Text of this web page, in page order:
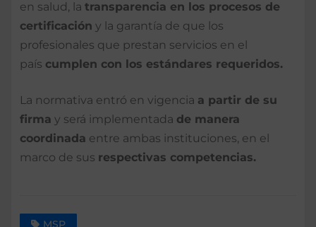
en salud, la transparencia en los procesos de
certificación y la garantía de que los
profesionales que prestan servicios en el
país cumplen con los estándares requeridos.
La normativa entró en vigencia a partir de su
firma y será implementada de manera
coordinada entre ambas instituciones, en el
marco de sus respectivas competencias.
MSP